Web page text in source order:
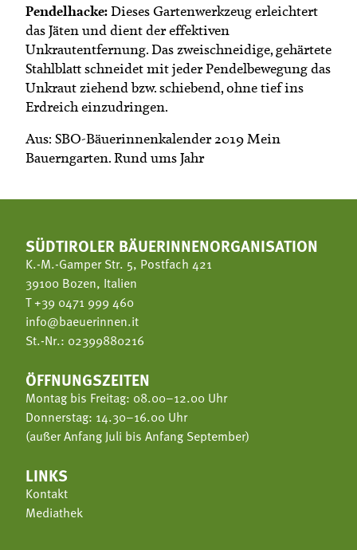
Pendelhacke:Dieses Gartenwerkzeug erleichtert
das Jäten und dient der effektiven
Unkrautentfernung. Das zweischneidige, gehärtete
Stahlblatt schneidet mit jeder Pendelbewegung das
Unkraut ziehend bzw. schiebend, ohne tief ins
Erdreich einzudringen.
Aus: SBO-Bäuerinnenkalender 2019 Mein
Bauerngarten. Rund ums Jahr
SÜDTIROLER BÄUERINNENORGANISATION
K.-M.-Gamper Str. 5, Postfach 421
39100 Bozen, Italien
T+39 0471 999 460
info@baeuerinnen.it
St.-Nr.: 02399880216
ÖFFNUNGSZEITEN
Montag bis Freitag: 08.00–12.00 Uhr
Donnerstag: 14.30–16.00 Uhr
(außer Anfang Juli bis Anfang September)
LINKS
Kontakt
Mediathek